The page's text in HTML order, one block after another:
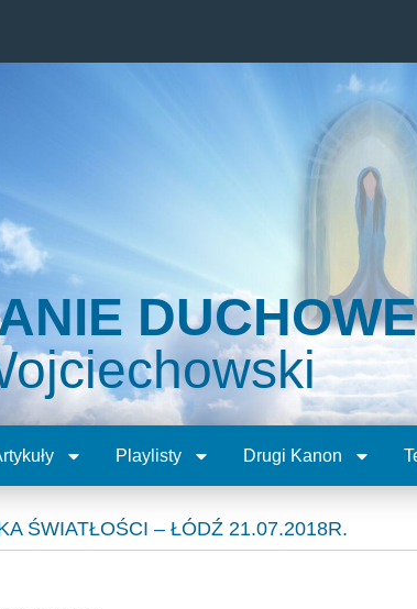
DUCHOWE
Playlisty Drugi Kanon
ŚWIATŁOŚCI – ŁÓDŹ 21.07.2018R.